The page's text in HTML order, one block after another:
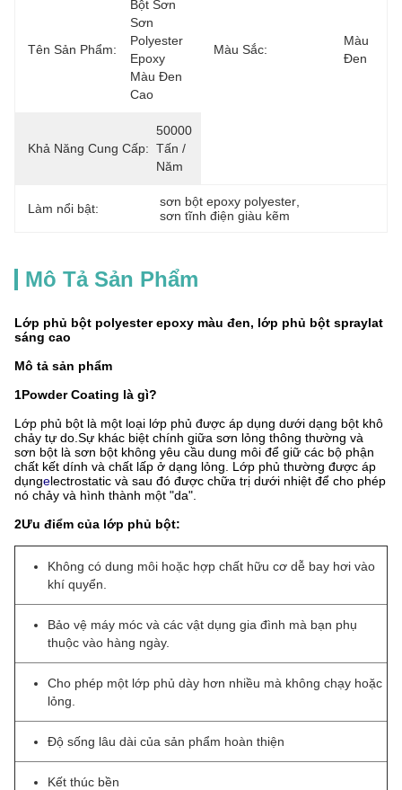
Tên Sản Phẩm:
Bột Sơn
Sơn
Polyester
Epoxy
Màu Đen
Cao
Màu Sắc:
Màu
Đen
Khả Năng Cung Cấp:
50000
Tấn /
Năm
Làm nổi bật: sơn bột epoxy polyester
sơn tĩnh điện giàu kẽm
Mô Tả Sản Phẩm
Lớp phủ bột polyester epoxy màu đen, lớp phủ bột spraylat
sáng cao
Mô tả sản phẩm
1Powder Coating là gì?
Lớp phủ bột là một loại lớp phủ được áp dụng dưới dạng bột khô
chảy tự do.Sự khác biệt chính giữa sơn lỏng thông thường và
sơn bột là sơn bột không yêu cầu dung môi để giữ các bộ phận
chất kết dính và chất lấp ở dạng lỏng. Lớp phủ thường được áp
dụngelectrostatic và sau đó được chữa trị dưới nhiệt để cho phép
nó chảy và hình thành một "da".
2Ưu điểm của lớp phủ bột:
Không có dung môi hoặc hợp chất hữu cơ dễ bay hơi vào
khí quyển.
Bảo vệ máy móc và các vật dụng gia đình mà bạn phụ
thuộc vào hàng ngày.
Cho phép một lớp phủ dày hơn nhiều mà không chạy hoặc
lỏng.
Độ sống lâu dài của sản phẩm hoàn thiện
Kết thúc bền